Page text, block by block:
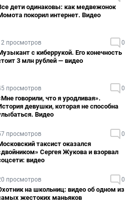
дети одинаковы: как медвежонок
покорил интернет. Видео
просмотров 0
с киберрукой. Его конечность
3 млн рублей — видео
просмотров 0
говорили, что я уродливая».
девушки, которая не способна
Видео
просмотров 0
таксист оказался
Сергея Жукова и взорвал
видео
просмотров 0
на школьниц: видео об одном из
жестоких маньяков